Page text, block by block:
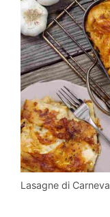
Lasagne di